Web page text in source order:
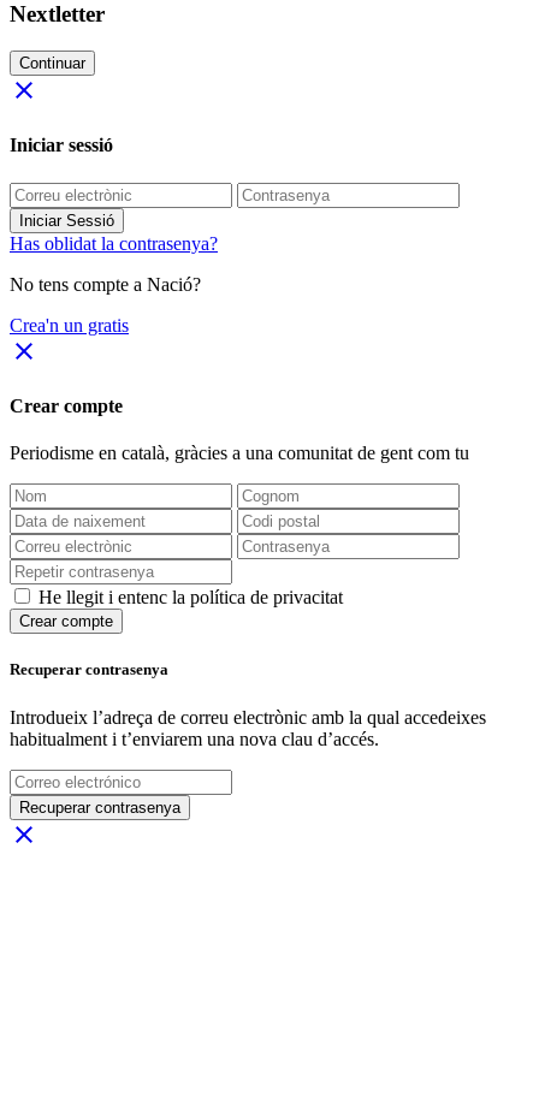
Nextletter
Continuar
close
Iniciar sessió
Iniciar Sessió
Has oblidat la contrasenya?
No tens compte a Nació?
Crea'n un gratis
close
Crear compte
Periodisme en català, gràcies a una comunitat de gent com tu
He llegit i entenc la política de privacitat
Crear compte
Recuperar contrasenya
Introdueix l’adreça de correu electrònic amb la qual accedeixes
habitualment i t’enviarem una nova clau d’accés.
Recuperar contrasenya
close